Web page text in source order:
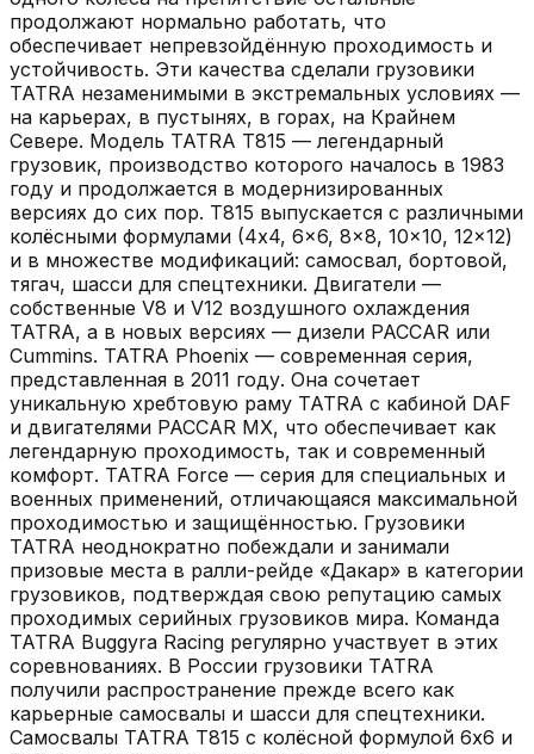
продолжают нормально работать, что
обеспечивает непревзойдённую проходимость и
устойчивость. Эти качества сделали грузовики
TATRA незаменимыми в экстремальных условиях —
на карьерах, в пустынях, в горах, на Крайнем
Севере. Модель TATRA T815 — легендарный
грузовик, производство которого началось в 1983
году и продолжается в модернизированных
версиях до сих пор. T815 выпускается с различными
колёсными формулами (4x4, 6x6, 8x8, 10x10, 12x12)
и в множестве модификаций: самосвал, бортовой,
тягач, шасси для спецтехники. Двигатели —
собственные V8 и V12 воздушного охлаждения
TATRA, а в новых версиях — дизели PACCAR или
Cummins. TATRA Phoenix — современная серия,
представленная в 2011 году. Она сочетает
уникальную хребтовую раму TATRA с кабиной DAF
и двигателями PACCAR MX, что обеспечивает как
легендарную проходимость, так и современный
комфорт. TATRA Force — серия для специальных и
военных применений, отличающаяся максимальной
проходимостью и защищённостью. Грузовики
TATRA неоднократно побеждали и занимали
призовые места в ралли-рейде «Дакар» в категории
грузовиков, подтверждая свою репутацию самых
проходимых серийных грузовиков мира. Команда
TATRA Buggyra Racing регулярно участвует в этих
соревнованиях. В России грузовики TATRA
получили распространение прежде всего как
карьерные самосвалы и шасси для спецтехники.
Самосвалы TATRA T815 с колёсной формулой 6x6 и